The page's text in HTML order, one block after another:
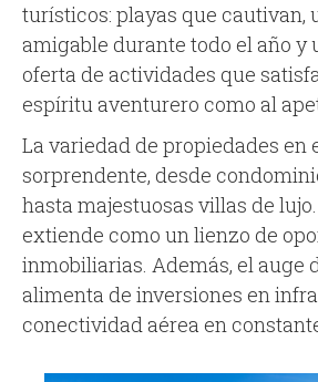
turísticos: playas que cautivan,
amigable durante todo el año y
oferta de actividades que
espíritu aventurero como al
La variedad de propiedades en
sorprendente, desde
hasta majestuosas villas de
extiende como un lienzo de
inmobiliarias. Además, el auge
alimenta de inversiones en
conectividad aérea en